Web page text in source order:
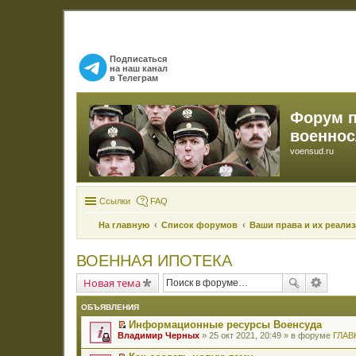
Подписаться
на наш канал
в Телеграм
Форум
voensud.ru
Ссылки FAQ
На главную Список форумов Ваши права и их
ВОЕННАЯ ИПОТЕКА
Новая тема
ОБЪЯВЛЕНИЯ
П
р
Информационные ресурсы Военсуда
Владимир Черных » 25 окт 2021, 20:49 » в форуме